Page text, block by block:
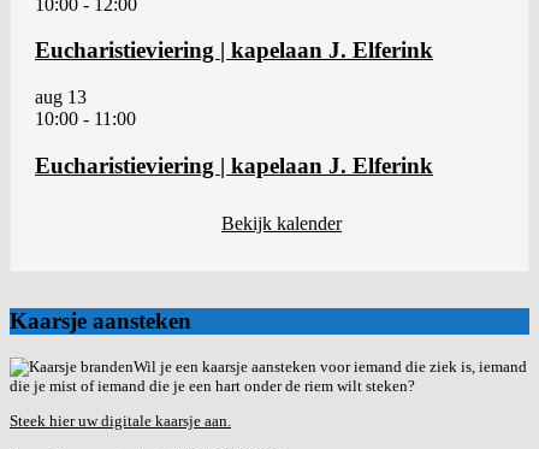
Eucharistieviering | kapelaan J. Elferink
aug 13
10:00 - 11:00
Eucharistieviering | kapelaan J. Elferink
Bekijk kalender
Kaarsje aansteken
Wil je een kaarsje aansteken voor iemand die ziek is, iemand
die je mist of iemand die je een hart onder de riem wilt steken?
Steek hier uw digitale kaarsje aan.